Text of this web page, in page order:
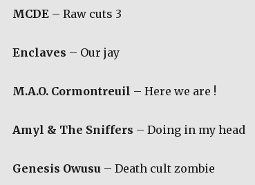
MCDE– Raw cuts 3
Enclaves – Our jay
M.A.O. Cormontreuil – Here we are !
Amyl & The Sniffers – Doing in my head
Genesis Owusu– Death cult zombie